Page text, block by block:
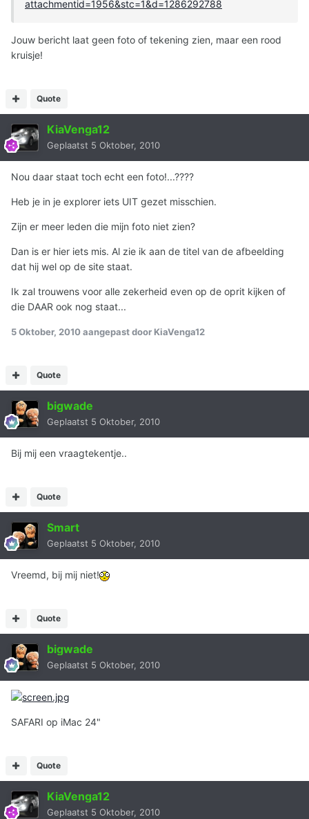
Jouw bericht laat geen foto of tekening zien, maar een rood
kruisje!
Quote
KiaVenga12
Geplaatst 5 Oktober, 2010
Nou daar staat toch echt een foto!...????
Heb je in je explorer iets UIT gezet misschien.
Zijn er meer leden die mijn foto niet zien?
Dan is er hier iets mis. Al zie ik aan de titel van de afbeelding
dat hij wel op de site staat.
Ik zal trouwens voor alle zekerheid even op de oprit kijken of
die DAAR ook nog staat...
5 Oktober, 2010aangepast door KiaVenga12
Quote
bigwade
Geplaatst 5 Oktober, 2010
Bij mij een vraagtekentje..
Quote
Smart
Geplaatst 5 Oktober, 2010
Vreemd, bij mij niet!
Quote
bigwade
Geplaatst 5 Oktober, 2010
SAFARI op iMac 24"
Quote
KiaVenga12
Geplaatst 5 Oktober, 2010